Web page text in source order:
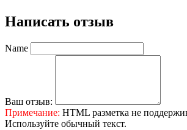
Написать отзыв
Name
Ваш отзыв:
Примечание: HTML разметка не
Используйте обычный текст.